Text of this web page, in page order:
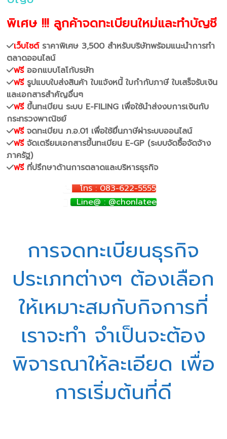
พิเศษ !!! ลูกค้าจดทะเบียนใหม่และทำบัญชี
เว็บไซต์ราคาพิเศษ 3,500 สำหรับบริษัทพร้อมแนะนำการทำ
ตลาดออนไลน์
ฟรีออกแบบโลโก้บรษัท
ฟรีรูปแบบใบส่งสินค้า ใบแจ้งหนี้ ใบกำกับภาษี ใบเสร็จรับเงิน
และเอกสารสำคัญอื่นๆ
ฟรีขึ้นทะเบียน ระบบ E-FILING เพื่อใช้นำส่งงบการเงินกับ
กระทรวงพาณิชย์
ฟรีจดทะเบียน ภ.อ.01 เพื่อใช้ยื่นภาษีผ่าระบบออนไลน์
ฟรีจัดเตรียมเอกสารขึ้นทะเบียน E-GP (ระบบจัดซื้อจัดจ้าง
ภาครัฐ)
ฟรีที่ปรึกษาด้านการตลาดและบริหารธุรกิจ
โทร : 083-622-5555
Line@ : @chonlatee
การจดทะเบียนธุรกิจ
ประเภทต่างๆ ต้องเลือก
ให้เหมาะสมกับกิจการที่
เราจะทำ จำเป็นจะต้อง
พิจารณาให้ละเอียด เพื่อ
การเริ่มต้นที่ดี